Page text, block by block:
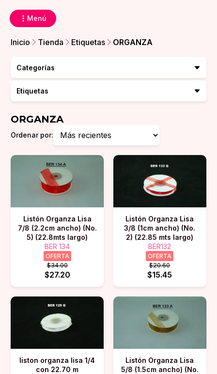
Menú
Inicio Tienda Etiquetas ORGANZA
Categorías
Etiquetas
ORGANZA
Ordenar por:
Listón Organza Lisa
7/8 (2.2cm ancho) (No.
5) (22.8mts largo)
BER 134
OFERTA
$34.00
$27.20
Listón Organza Lisa
3/8 (1cm ancho) (No.
2) (22.85 mts largo)
BER132
OFERTA
$20.60
$15.45
liston organza lisa 1/4
con 22.70 m
Listón Organza Lisa
5/8 (1.5cm ancho) (No.